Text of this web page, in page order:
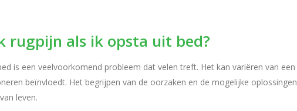
rugpijn als ik opsta uit bed?
is een veelvoorkomend probleem dat velen treft. Het kan variëren van
beïnvloedt. Het begrijpen van de oorzaken en de mogelijke
leven.